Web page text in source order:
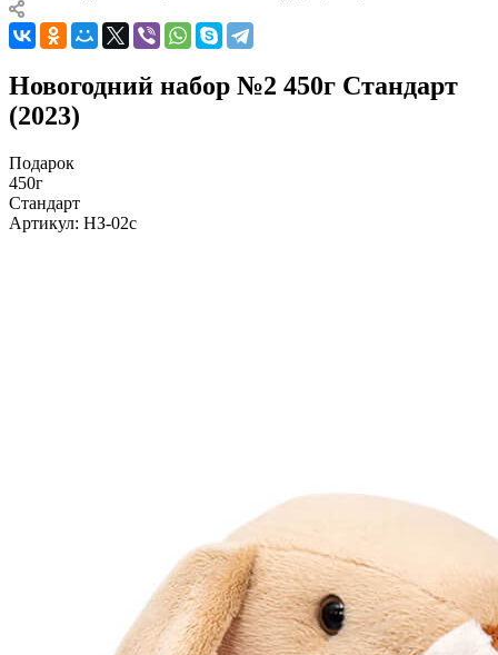
Новогодний набор №2 450г Стандарт
(2023)
Подарок
450г
Стандарт
Артикул: НЗ-02с